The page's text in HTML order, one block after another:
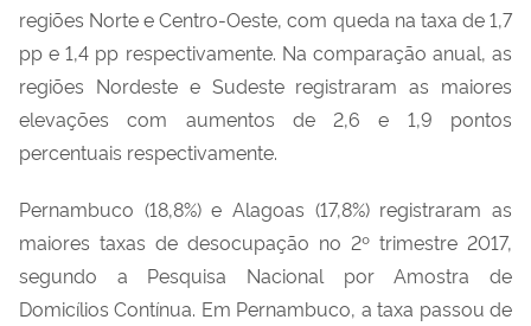
regiões Norte e Centro-Oeste, com queda na taxa de 1,7
pp e 1,4 pp respectivamente. Na comparação anual, as
regiões Nordeste e Sudeste registraram as maiores
elevações com aumentos de 2,6 e 1,9 pontos
percentuais respectivamente.
Pernambuco (18,8%) e Alagoas (17,8%) registraram as
maiores taxas de desocupação no 2º trimestre 2017,
segundo a Pesquisa Nacional por Amostra de
Domicílios Contínua. Em Pernambuco, a taxa passou de